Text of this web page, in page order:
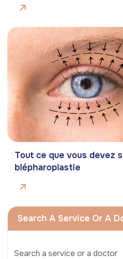
Tout ce que vous devez
blépharoplastie
Search A Service Or A